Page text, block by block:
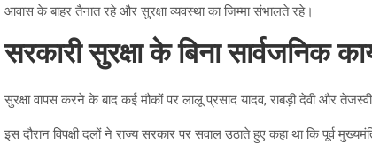
आवास के बाहर तैनात रहे और सुरक्षा व्यवस्था का जिम्मा संभालते रहे।
सरकारी सुरक्षा के बिना सार्वजनिक
सुरक्षा वापस करने के बाद कई मौकों पर लालू प्रसाद यादव, राबड़ी देवी और
इस दौरान विपक्षी दलों ने राज्य सरकार पर सवाल उठाते हुए कहा था कि पूर्व